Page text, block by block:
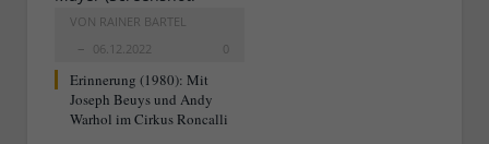
VON RAINER BARTEL
06.12.2022
0
Erinnerung (1980): Mit
Joseph Beuys und Andy
Warhol im Cirkus Roncalli